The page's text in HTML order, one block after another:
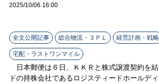
ラ
イ
ン
2025/10/06 16:00
全文公開記事 総合物流・３ＰＬ 経営計画・戦略
宅配・ラストワンマイル
日本郵便は６日、ＫＫＲと株式譲渡契約を
ドの持株会社であるロジスティードホールデ